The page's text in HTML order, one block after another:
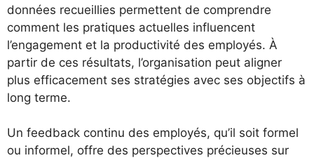
données recueillies permettent de comprendre
comment les pratiques actuelles influencent
l’engagement et la productivité des employés. À
partir de ces résultats, l’organisation peut aligner
plus efficacement ses stratégies avec ses objectifs à
long terme.
Un feedback continu des employés, qu’il soit formel
ou informel, offre des perspectives précieuses sur